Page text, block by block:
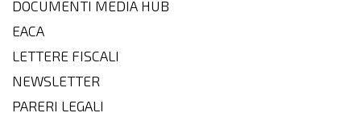
DOCUMENTI MEDIA HUB
EACA
LETTERE FISCALI
NEWSLETTER
PARERI LEGALI